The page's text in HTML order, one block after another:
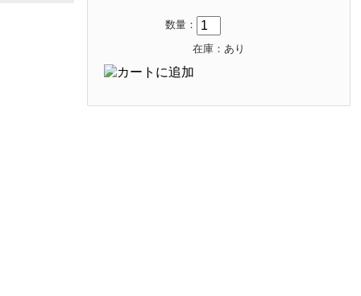
数量：
在庫：あり